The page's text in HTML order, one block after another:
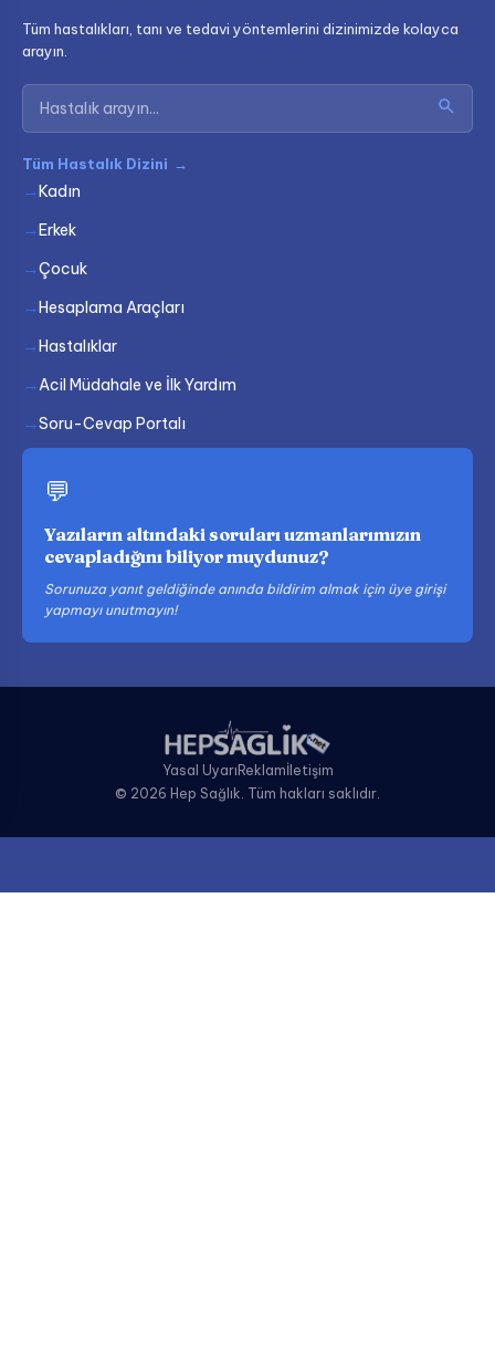
Tüm hastalıkları, tanı ve tedavi yöntemlerini dizinimizde kolayca
arayın.
Tüm Hastalık Dizini →
Kadın
Erkek
Çocuk
Hesaplama Araçları
Hastalıklar
Acil Müdahale ve İlk Yardım
Soru-Cevap Portalı
💬
Yazıların altındaki soruları uzmanlarımızın
cevapladığını biliyor muydunuz?
Sorunuza yanıt geldiğinde anında bildirim almak için üye girişi
yapmayı unutmayın!
Yasal Uyarı Reklamİletişim
© 2026 Hep Sağlık. Tüm hakları saklıdır.